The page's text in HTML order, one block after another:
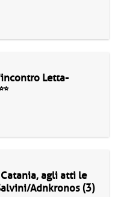
Letta-
agli atti le
Adnkronos (3)